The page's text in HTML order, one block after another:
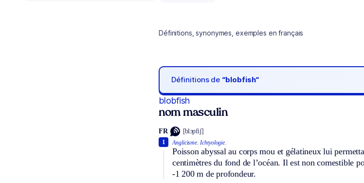
Définitions, synonymes, exemples en français
Définitions de “blobfish“
blobfish
nom masculin
FR [blɔpfiʃ]
Anglicisme. Ichtyologie.
Poisson abyssal au corps mou et gélatineux lui
centimètres du fond de l’océan. Il est non comestible
-1 200 m de profondeur.
1